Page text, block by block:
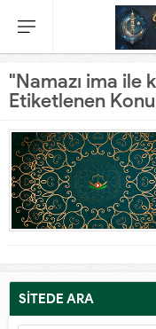
"Namazı ima ile
Etiketlenen
SİTEDE ARA